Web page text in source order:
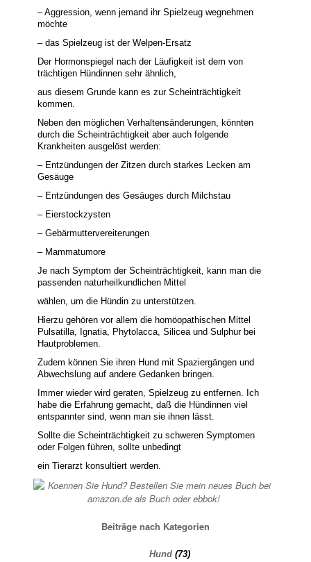
– Aggression, wenn jemand ihr Spielzeug wegnehmen
möchte
– das Spielzeug ist der Welpen-Ersatz
Der Hormonspiegel nach der Läufigkeit ist dem von
trächtigen Hündinnen sehr ähnlich,
aus diesem Grunde kann es zur Scheinträchtigkeit
kommen.
Neben den möglichen Verhaltensänderungen, könnten
durch die Scheinträchtigkeit aber auch folgende
Krankheiten ausgelöst werden:
– Entzündungen der Zitzen durch starkes Lecken am
Gesäuge
– Entzündungen des Gesäuges durch Milchstau
– Eierstockzysten
– Gebärmuttervereiterungen
– Mammatumore
Je nach Symptom der Scheinträchtigkeit, kann man die
passenden naturheilkundlichen Mittel
wählen, um die Hündin zu unterstützen.
Hierzu gehören vor allem die homöopathischen Mittel
Pulsatilla, Ignatia, Phytolacca, Silicea und Sulphur bei
Hautproblemen.
Zudem können Sie ihren Hund mit Spaziergängen und
Abwechslung auf andere Gedanken bringen.
Immer wieder wird geraten, Spielzeug zu entfernen. Ich
habe die Erfahrung gemacht, daß die Hündinnen viel
entspannter sind, wenn man sie ihnen lässt.
Sollte die Scheinträchtigkeit zu schweren Symptomen
oder Folgen führen, sollte unbedingt
ein Tierarzt konsultiert werden.
Beiträge nach Kategorien
Hund(73)